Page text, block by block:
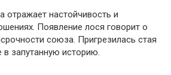
отражает настойчивость и
Появление лося говорит о
союза. Пригрезилась стая
в запутанную историю.